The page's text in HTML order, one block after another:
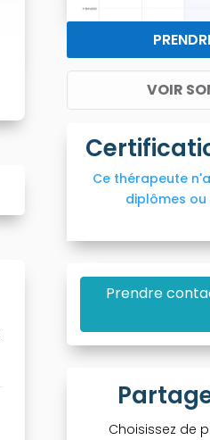
VOIR
Ce thérapeute
diplômes
Prendre
Choisissez de